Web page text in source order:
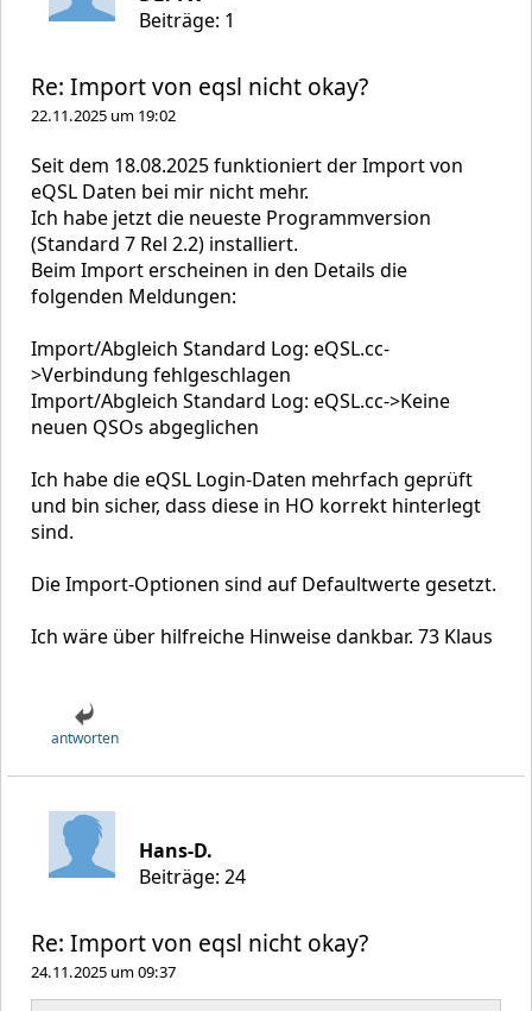
Beiträge: 1
Re: Import von eqsl nicht okay?
22.11.2025 um 19:02
Seit dem 18.08.2025 funktioniert der Import von
eQSL Daten bei mir nicht mehr.
Ich habe jetzt die neueste Programmversion
(Standard 7 Rel 2.2) installiert.
Beim Import erscheinen in den Details die
folgenden Meldungen:
Import/Abgleich Standard Log: eQSL.cc-
>Verbindung fehlgeschlagen
Import/Abgleich Standard Log: eQSL.cc->Keine
neuen QSOs abgeglichen
Ich habe die eQSL Login-Daten mehrfach geprüft
und bin sicher, dass diese in HO korrekt hinterlegt
sind.
Die Import-Optionen sind auf Defaultwerte gesetzt.
Ich wäre über hilfreiche Hinweise dankbar. 73 Klaus
antworten
Hans-D.
Beiträge: 24
Re: Import von eqsl nicht okay?
24.11.2025 um 09:37